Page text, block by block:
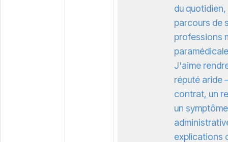
du
parcours de
professions
J'aime
réputé aride
contrat, un
un
explications